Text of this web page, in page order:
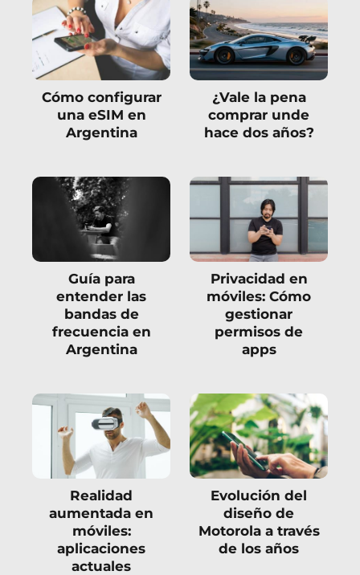
Cómo configurar
una eSIM en
Argentina
¿Vale la pena
comprar unde
hace dos años?
Guía para
entender las
bandas de
frecuencia en
Argentina
Privacidad en
móviles: Cómo
gestionar
permisos de
apps
Realidad
aumentada en
móviles:
aplicaciones
actuales
Evolución del
diseño de
Motorola a través
de los años